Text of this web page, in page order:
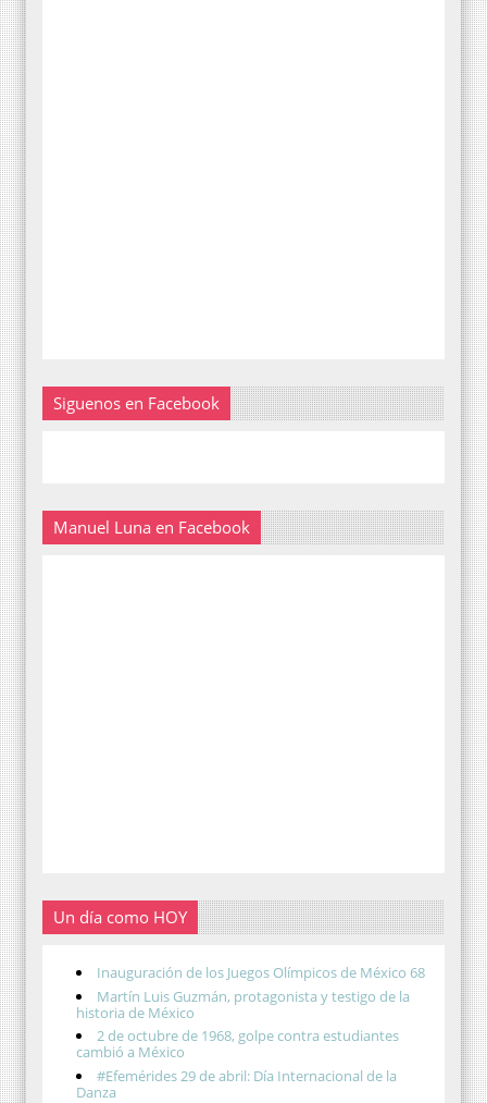
Siguenos en Facebook
Manuel Luna en Facebook
Un día como HOY
Inauguración de los Juegos Olímpicos de México 68
Martín Luis Guzmán, protagonista y testigo de la
historia de México
2 de octubre de 1968, golpe contra estudiantes
cambió a México
#Efemérides 29 de abril: Día Internacional de la
Danza